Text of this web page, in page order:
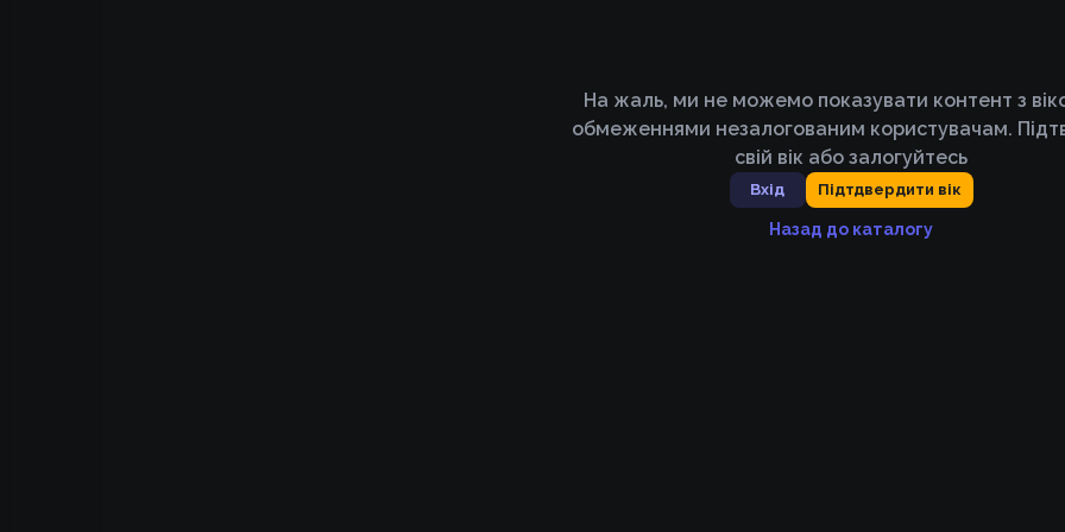
На жаль, ми не можемо показувати контент з
обмеженнями незалогованим користувачам.
свій вік або залогуйтесь
Вхід Підтдвердити вік
Назад до каталогу